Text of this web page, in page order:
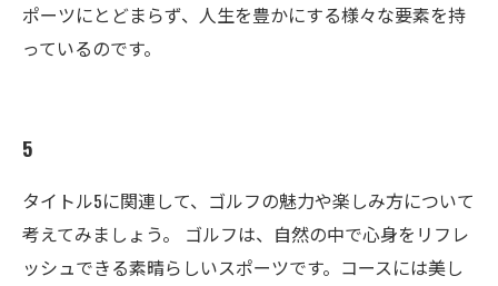
ポーツにとどまらず、人生を豊かにする様々な要素を持
っているのです。
5
タイトル5に関連して、ゴルフの魅力や楽しみ方について
考えてみましょう。 ゴルフは、自然の中で心身をリフレ
ッシュできる素晴らしいスポーツです。コースには美し